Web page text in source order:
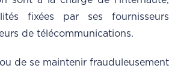
fixées par ses fournisseurs
de télécommunications.
de se maintenir frauduleusement